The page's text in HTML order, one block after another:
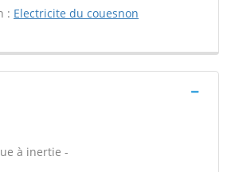
: Electricite du couesnon
à inertie -